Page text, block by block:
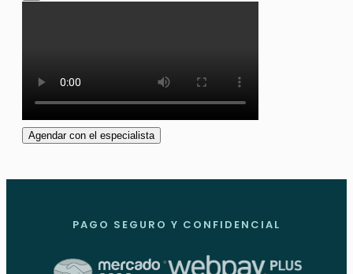
Agendar con el especialista
PAGO SEGURO Y CONFIDENCIAL